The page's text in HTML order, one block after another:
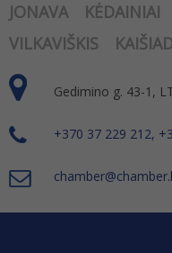
JONAVA
KĖDAINIAI
VILKAVIŠKIS
Gedimino g. 43-1,
+370 37 229 212,